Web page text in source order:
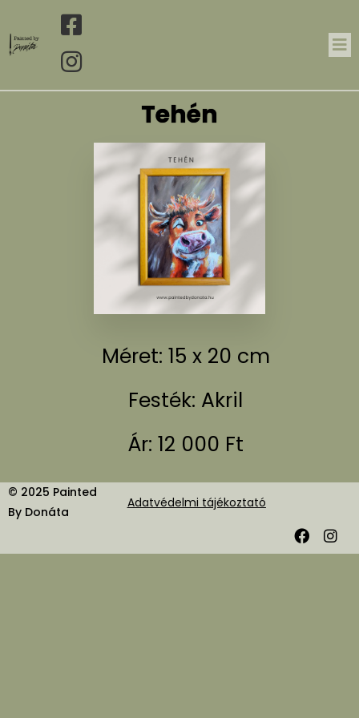
Tehén
Méret: 15 x 20 cm
Festék: Akril
Ár: 12 000 Ft
© 2025 Painted
By Donáta
Adatvédelmi tájékoztató